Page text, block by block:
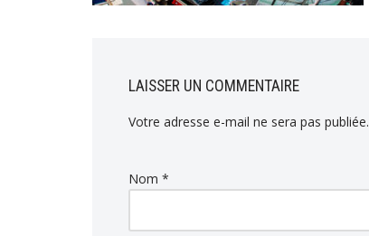
LAISSER UN COMMENTAIRE
Votre adresse e-mail ne sera pas publiée.
Nom *